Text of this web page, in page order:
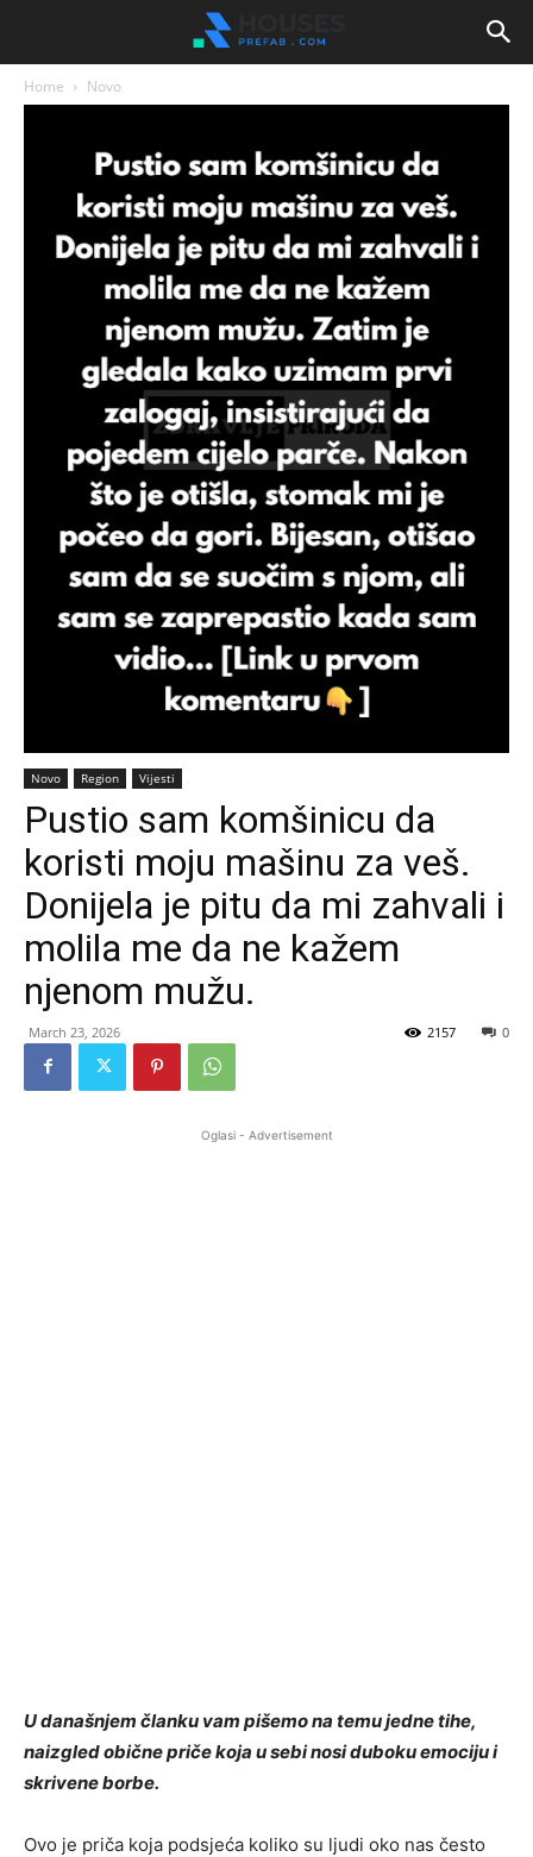
Home Novo
Novo Region Vijesti
Pustio sam komšinicu da
koristi moju mašinu za veš.
Donijela je pitu da mi zahvali i
molila me da ne kažem
njenom mužu.
March 23, 2026 0
2157
Oglasi - Advertisement
U današnjem članku vam pišemo na temu jedne tihe,
naizgled obične priče koja u sebi nosi duboku emociju i
skrivene borbe.
Ovo je priča koja podsjeća koliko su ljudi oko nas često